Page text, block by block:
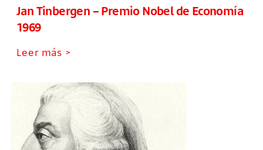
Jan Tinbergen – Premio Nobel de Economía
1969
Leer más >